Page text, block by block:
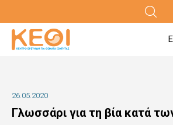
προς
το
περιεχόμενο
26.05.2020
Γλωσσάρι για τη βία κατά